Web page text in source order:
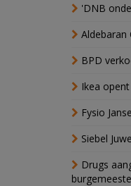
'DNB
Aldebaran
BPD
Ikea
Fysio
Siebel
Drugs